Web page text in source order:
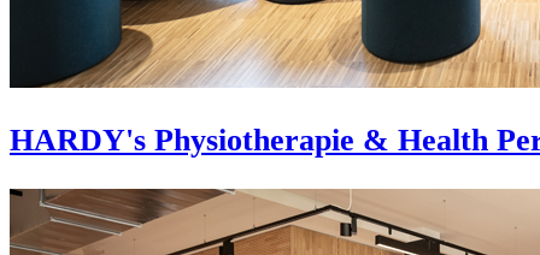
HARDY's Physiotherapie & Health